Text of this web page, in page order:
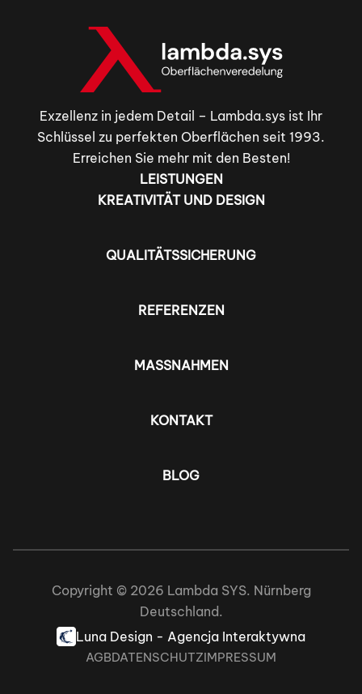
Exzellenz in jedem Detail – Lambda.sys ist Ihr
Schlüssel zu perfekten Oberflächen seit 1993.
Erreichen Sie mehr mit den Besten!
LEISTUNGEN
KREATIVITÄT UND DESIGN
QUALITÄTSSICHERUNG
REFERENZEN
MASSNAHMEN
KONTAKT
BLOG
Copyright © 2026 Lambda SYS. Nürnberg
Deutschland.
Luna Design - Agencja Interaktywna
AGBDATENSCHUTZIMPRESSUM